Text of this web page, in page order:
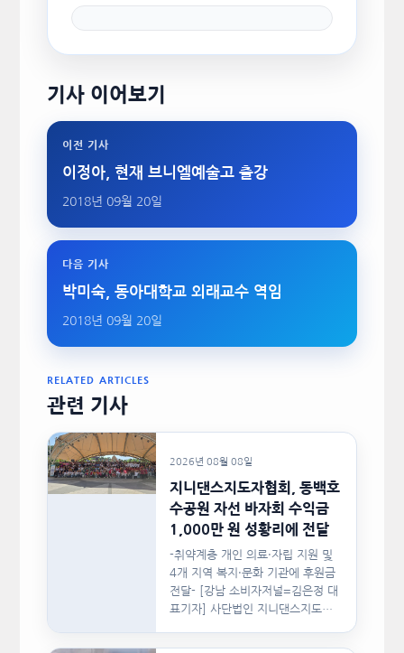
기사 이어보기
이전 기사
이정아, 현재 브니엘예술고 출강
2018년 09월 20일
다음 기사
박미숙, 동아대학교 외래교수 역임
2018년 09월 20일
RELATED ARTICLES
관련 기사
2026년 08월 08일
지니댄스지도자협회, 동백호
수공원 자선 바자회 수익금
1,000만 원 성황리에 전달
-취약계층 개인 의료·자립 지원 및
4개 지역 복지·문화 기관에 후원금
전달- [강남 소비자저널=김은정 대
표기자] 사단법인 지니댄스지도자
지난…